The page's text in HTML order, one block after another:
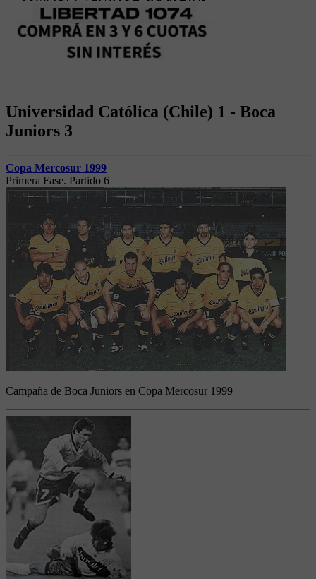
Universidad Católica (Chile) 1 - Boca
Juniors 3
Copa Mercosur 1999
Primera Fase. Partido 6
Campaña de Boca Juniors en Copa Mercosur 1999